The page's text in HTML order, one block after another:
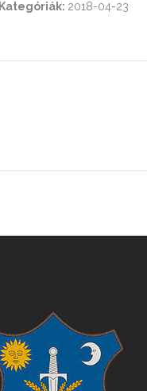
Kategóriák: 2018-04-23